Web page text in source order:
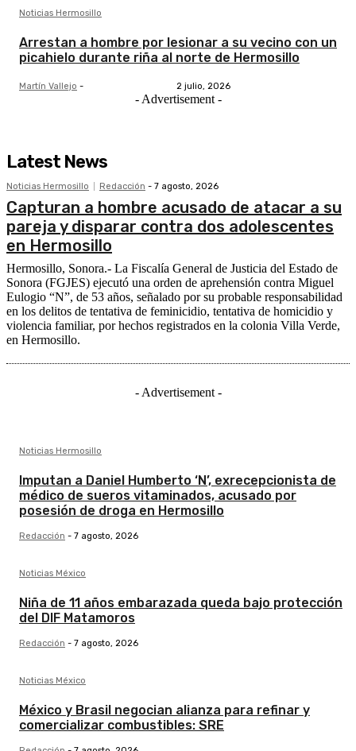
Noticias Hermosillo
Arrestan a hombre por lesionar a su vecino con un
picahielo durante riña al norte de Hermosillo
Martín Vallejo - 2 julio, 2026
- Advertisement -
Latest News
Noticias Hermosillo Redacción - 7 agosto, 2026
Capturan a hombre acusado de atacar a su
pareja y disparar contra dos adolescentes
en Hermosillo
Hermosillo, Sonora.- La Fiscalía General de Justicia del Estado de
Sonora (FGJES) ejecutó una orden de aprehensión contra Miguel
Eulogio “N”, de 53 años, señalado por su probable responsabilidad
en los delitos de tentativa de feminicidio, tentativa de homicidio y
violencia familiar, por hechos registrados en la colonia Villa Verde,
en Hermosillo.
- Advertisement -
Noticias Hermosillo
Imputan a Daniel Humberto ‘N’, exrecepcionista de
médico de sueros vitaminados, acusado por
posesión de droga en Hermosillo
Redacción - 7 agosto, 2026
Noticias México
Niña de 11 años embarazada queda bajo protección
del DIF Matamoros
Redacción - 7 agosto, 2026
Noticias México
México y Brasil negocian alianza para refinar y
comercializar combustibles: SRE